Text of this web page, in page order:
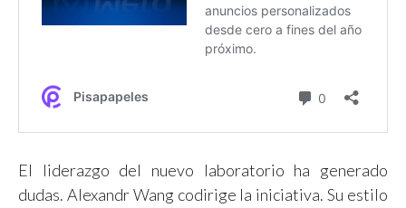
El liderazgo del nuevo laboratorio ha generado
dudas. Alexandr Wang codirige la iniciativa. Su estilo